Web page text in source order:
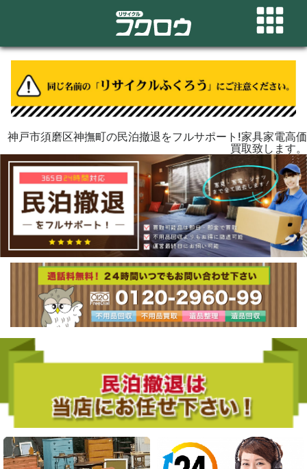
神戸市須磨区神撫町の民泊撤退をフルサポート!家具家電高価
買取致します。